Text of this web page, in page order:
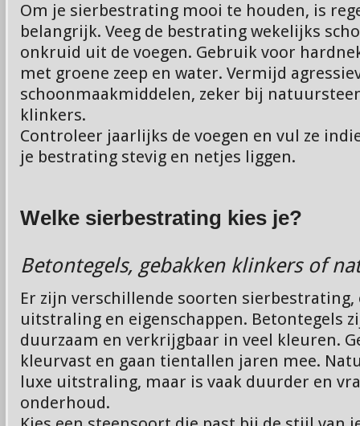
Om je sierbestrating mooi te houden, is
belangrijk. Veeg de bestrating wekelijks
onkruid uit de voegen. Gebruik voor
met groene zeep en water. Vermijd
schoonmaakmiddelen, zeker bij
klinkers.
Controleer jaarlijks de voegen en vul ze
je bestrating stevig en netjes liggen.
Welke sierbestrating kies je?
Betontegels, gebakken klinkers of
Er zijn verschillende soorten
uitstraling en eigenschappen. Betontegels
duurzaam en verkrijgbaar in veel kleuren.
kleurvast en gaan tientallen jaren mee.
luxe uitstraling, maar is vaak duurder en
onderhoud.